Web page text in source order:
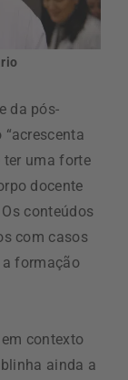
da pós-
ter uma forte
docente
conteúdos
com casos
a formação
contexto
ainda a